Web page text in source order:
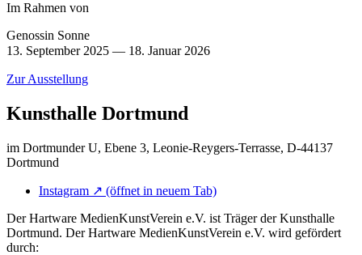
Im Rahmen von
Genossin Sonne
13. September 2025 — 18. Januar 2026
Zur Ausstellung
Kunsthalle Dortmund
im Dortmunder U, Ebene 3, Leonie-Reygers-Terrasse, D-44137
Dortmund
Instagram ↗ (öffnet in neuem Tab)
Der Hartware MedienKunstVerein e.V. ist Träger der Kunsthalle
Dortmund. Der Hartware MedienKunstVerein e.V. wird gefördert
durch: